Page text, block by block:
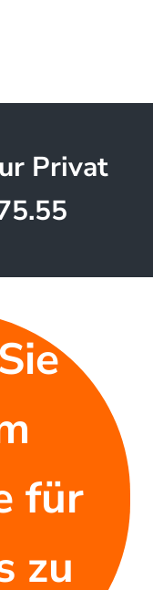
Privat
für
zu